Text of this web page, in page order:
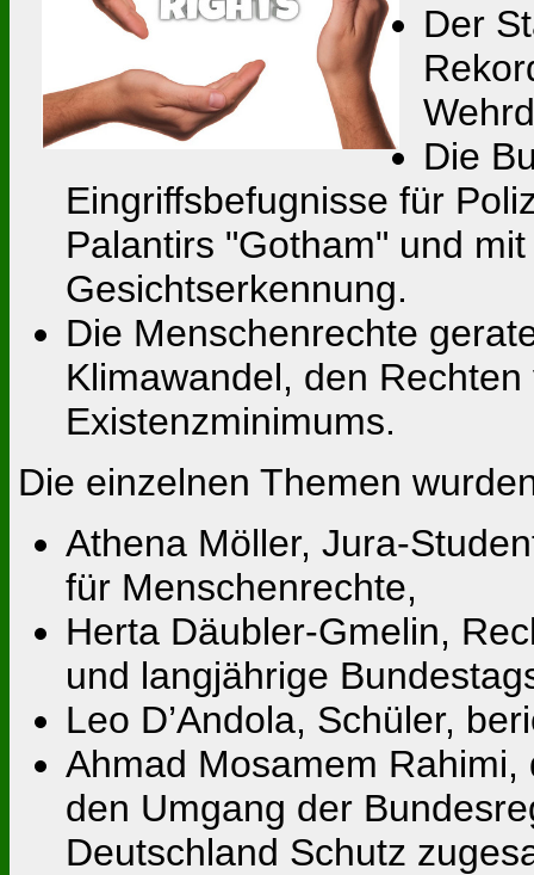
Der
Die
Eingriffsbefugnisse für
Palantirs "Gotham" und
Gesichtserkennung.
Die Menschenrechte
Klimawandel, den
Existenzminimums.
Die einzelnen Themen
Athena Möller, Jura-
für Menschenrechte,
Herta Däubler-Gmelin,
und langjährige
Leo D’Andola, Schüler,
Ahmad Mosamem
den Umgang der
Deutschland Schutz